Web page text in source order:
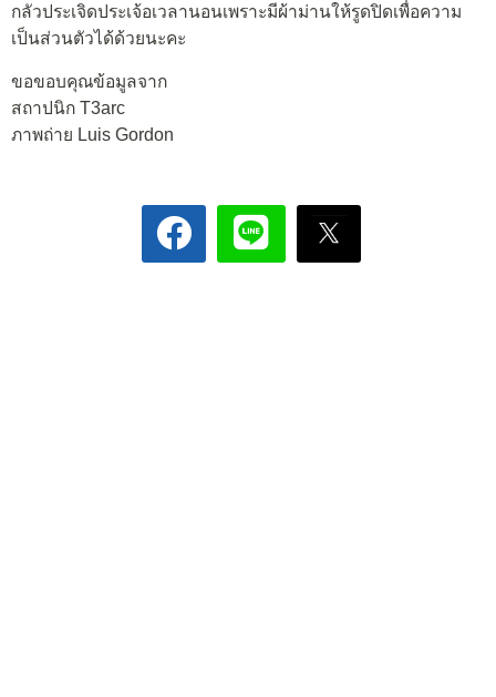
กลัวประเจิดประเจ้อเวลานอนเพราะมีผ้าม่านให้รูดปิดเพื่อความ
เป็นส่วนตัวได้ด้วยนะคะ
ขอขอบคุณข้อมูลจาก
สถาปนิก T3arc
ภาพถ่าย Luis Gordon